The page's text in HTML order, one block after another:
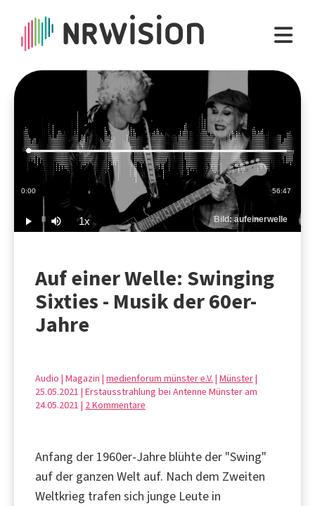
Play Mute 1xPlayback
Rate
Bild: aufeinerwelle
Current
0:00 Duration
56:47
Loaded:
0.29%
Auf einer Welle: Swinging
Sixties - Musik der 60er-
Jahre
Audio | Magazin | medienforum münster e.V. | Münster|
25.05.2021 | Erstausstrahlung bei Antenne Münster am
24.05.2021 | 2 Kommentare
Anfang der 1960er-Jahre blühte der "Swing"
auf der ganzen Welt auf. Nach dem Zweiten
Weltkrieg trafen sich junge Leute in